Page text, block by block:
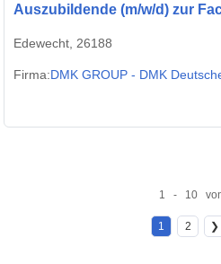
Auszubildende (m/w/d) zur
Edewecht, 26188
Firma:DMK GROUP - DMK
1 - 10
1 2 ❯